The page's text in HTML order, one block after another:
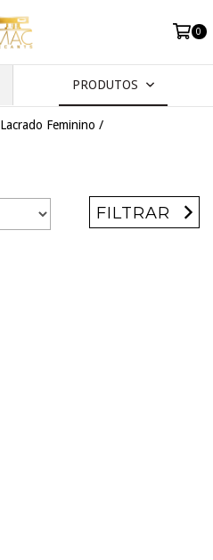
0
PRODUTOS
Lacrado Feminino /
FILTRAR